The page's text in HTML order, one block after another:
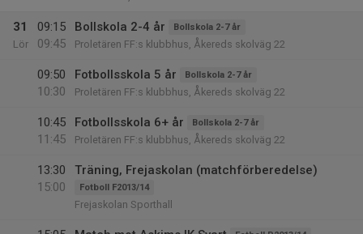
31
Lör
09:15
09:45
Bollskola 2-4 år Bollskola 2-7 år
Proletären FF:s klubbhus, Åkereds skolväg 22
09:50
10:30
Fotbollsskola 5 år Bollskola 2-7 år
Proletären FF:s klubbhus, Åkereds skolväg 22
10:45
11:45
Fotbollsskola 6+ år Bollskola 2-7 år
Proletären FF:s klubbhus, Åkereds skolväg 22
13:30
15:00
Träning, Frejaskolan (matchförberedelse)
Fotboll F2013/14
Frejaskolan Sporthall